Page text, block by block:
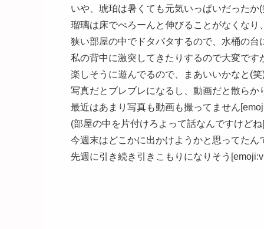
いや、琥珀は暑くても元気いっぱいだったか(
瑠璃は床でべろーんと伸びることがなくなり
狭い部屋の中でドタバタするので、水桶の台
私の背中に激突してきたりするので大変です
楽しそうに遊んでるので、まあいいかなと(笑
写真だとブレブレになるし、動画だと散らか
最近はあまり写真も動画も撮ってません
(部屋の中を片付けろよって話なんですけど
今週末はどこかに出かけようかと思ってたん
先週に引き続き引きこもりになりそう